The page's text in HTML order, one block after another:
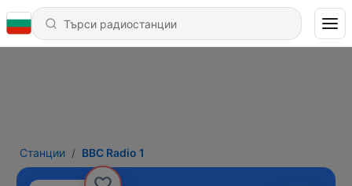
Станции BBC Radio 1